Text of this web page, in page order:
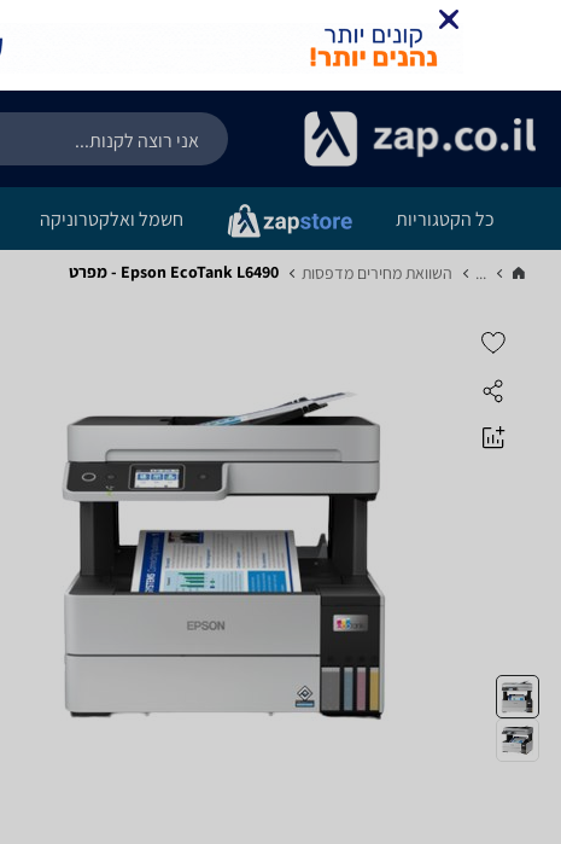
כל הקטגוריות חשמל ואלקטרוניקה
... השוואת מחירים מדפסות‏ Epson EcoTank L6490 - מפרט